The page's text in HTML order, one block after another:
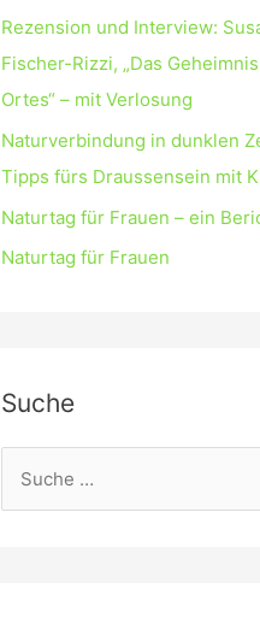
Rezension und Interview:
Fischer-Rizzi, „Das
Ortes“ – mit Verlosung
Naturverbindung in dunklen
Tipps fürs Draussensein mit
Naturtag für Frauen – ein
Naturtag für Frauen
Suche